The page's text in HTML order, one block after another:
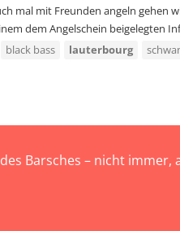
mal mit Freunden angeln
dem Angelschein beigelegten
black bass lauterbourg
Barsches – nicht